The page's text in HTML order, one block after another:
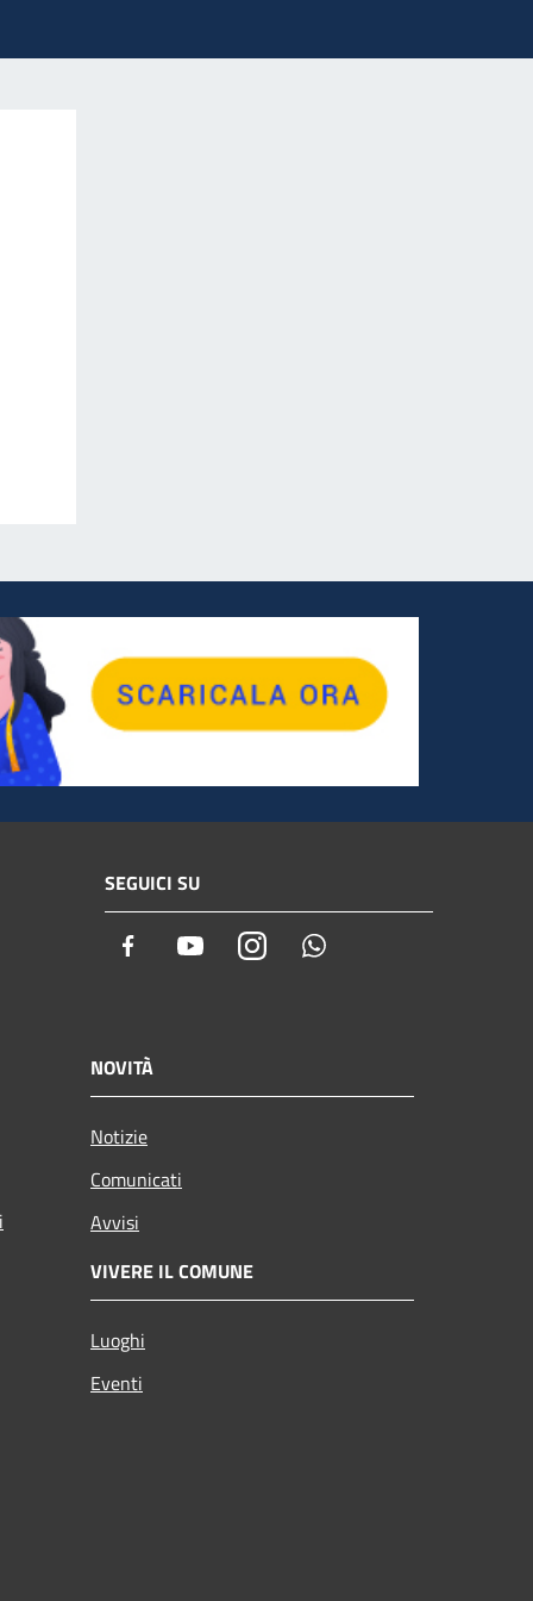
SEGUICI SU
Facebook YoutubeInstagram
NOVITÀ
Notizie
Comunicati
Avvisi
VIVERE IL COMUNE
Luoghi
Eventi